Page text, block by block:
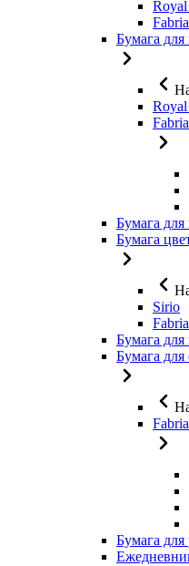
Royal
Бумага для
Royal
Бумага
Бумага
Sirio
Бумага для
Бумага для
Бумага для